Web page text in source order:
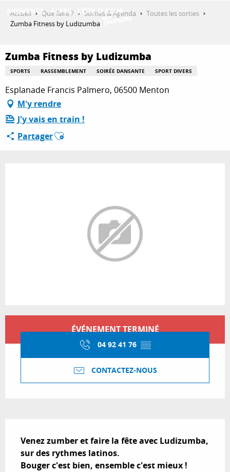
QUE FAIRE ?
SÉJOURNER
Accueil Que faire ? Sorties & Agenda
Toutes les sorties
Zumba Fitness by Ludizumba
Zumba Fitness by Ludizumba
SPORTS RASSEMBLEMENT SOIRÉE DANSANTE SPORT DIVERS
Esplanade Francis Palmero, 06500 Menton
M'y rendre
J'y vais en train !
PartagerAjouter aux favoris
Ouverture et coordonnées
ÉVÉNEMENT TERMINÉ
04 92 41 76 ▒▒
CONTACTEZ-NOUS
Venez zumber et faire la fête avec Ludizumba,
sur des rythmes latinos.
Bouger c'est bien, ensemble c'est mieux !